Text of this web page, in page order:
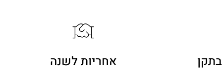
אחריות לשנה